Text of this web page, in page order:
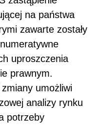
na państwa
zawarte zostały
uproszczenia
prawnym.
umożliwi
analizy rynku
potrzeby